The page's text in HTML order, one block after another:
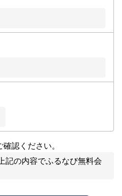
確認ください。
記の内容でふるなび無料会